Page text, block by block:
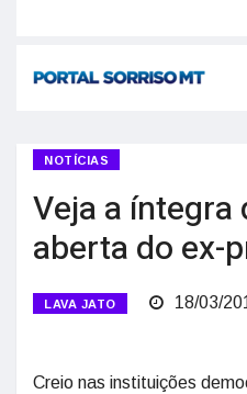
NOTÍCIAS
Veja a íntegra
aberta do ex-
LAVA JATO 18/03/
Creio nas instituições